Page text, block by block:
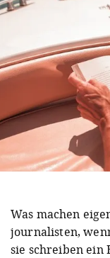
Was machen
journalisten,
sie schreiben ein